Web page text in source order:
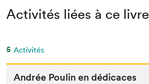
Activités liées à ce livre
5 Activités
Andrée Poulin en dédicaces